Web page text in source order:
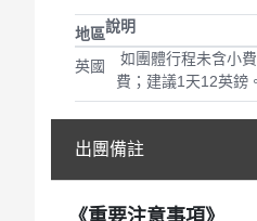
地區說明
英國
如團體行程未含小
費；建議1天12英鎊。
出團備註